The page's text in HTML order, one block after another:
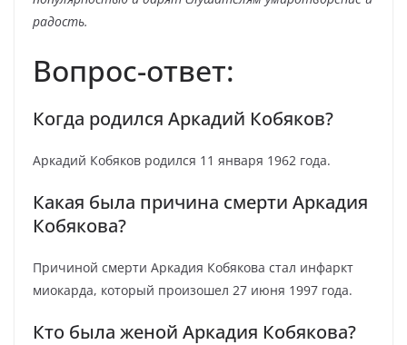
радость.
Вопрос-ответ:
Когда родился Аркадий Кобяков?
Аркадий Кобяков родился 11 января 1962 года.
Какая была причина смерти Аркадия
Кобякова?
Причиной смерти Аркадия Кобякова стал инфаркт
миокарда, который произошел 27 июня 1997 года.
Кто была женой Аркадия Кобякова?